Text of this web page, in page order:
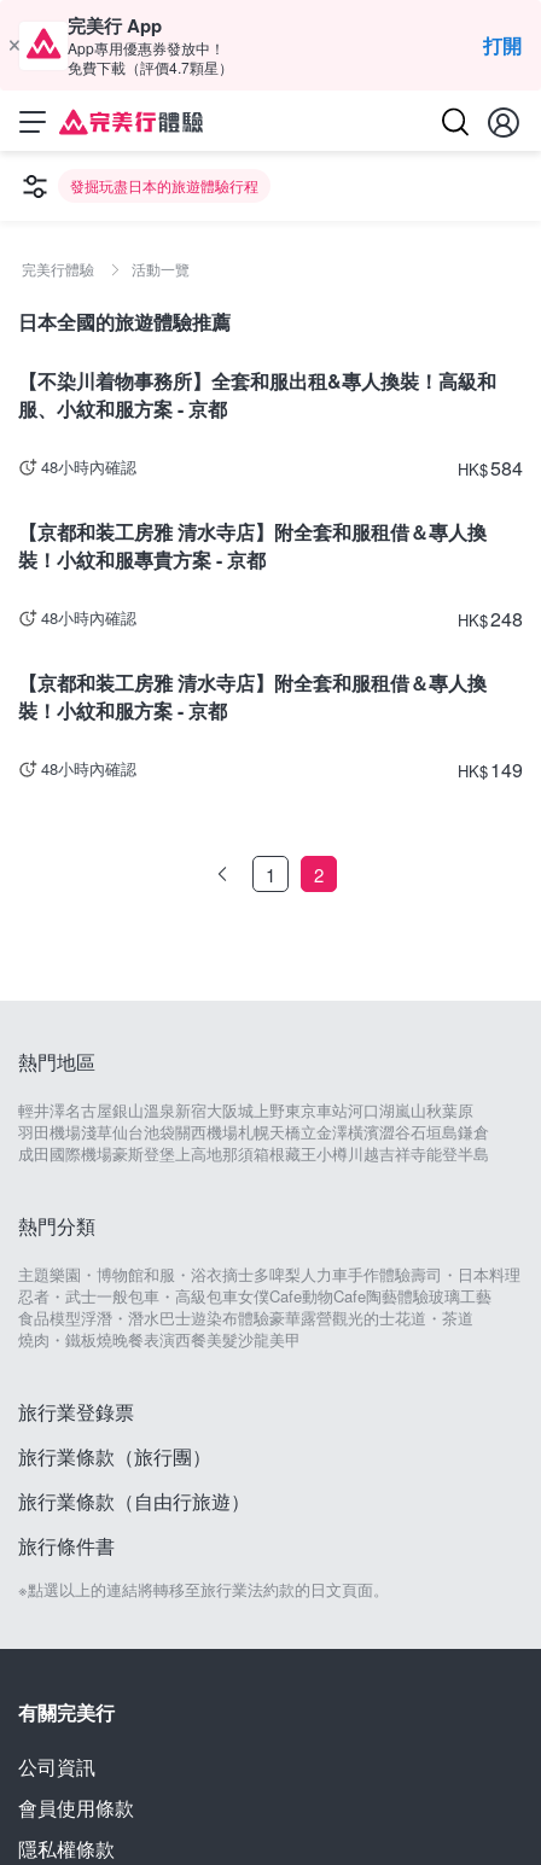
完美行 App
App專用優惠券發放中！
免費下載（評價4.7顆星）
打開
發掘玩盡日本的旅遊體驗行程
完美行體驗 活動一覽
日本全國的旅遊體驗推薦
京都
【不染川着物事務所】全套和服出租&專人換裝！高級和
服、小紋和服方案 - 京都
48小時內確認 HK$584
【京都和装工房雅 清水寺店】附全套和服租借＆專人換
裝！小紋和服專貴方案 - 京都
48小時內確認 HK$248
【京都和装工房雅 清水寺店】附全套和服租借＆專人換
裝！小紋和服方案 - 京都
48小時內確認 HK$149
1 2
熱門地區
輕井澤名古屋銀山溫泉新宿大阪城 上野東京車站河口湖嵐山秋葉原
羽田機場淺草仙台池袋關西機場札幌天橋立金澤橫濱澀谷石垣島鎌倉
成田國際機場豪斯登堡 上高地那須箱根藏王小樽川越吉祥寺能登半島
熱門分類
主題樂園・博物館和服・浴衣摘士多啤梨人力車手作體驗壽司・日本料理
忍者・武士一般包車・高級包車女僕Cafe動物Cafe陶藝體驗玻璃工藝
食品模型浮潛・潛水巴士遊染布體驗豪華露營觀光的士花道・茶道
燒肉・鐵板燒晚餐表演西餐美髮沙龍美甲
旅行業登錄票
旅行業條款（旅行團）
旅行業條款（自由行旅遊）
旅行條件書
※點選以上的連結將轉移至旅行業法約款的日文頁面。
有關完美行
公司資訊
會員使用條款
隱私權條款